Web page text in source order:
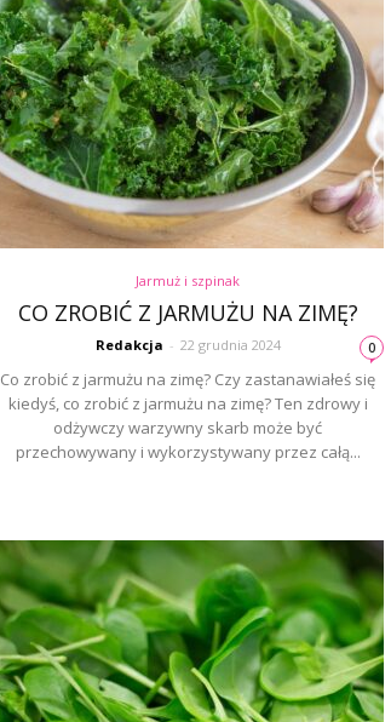
Jarmuż i szpinak
CO ZROBIĆ Z JARMUŻU NA ZIMĘ?
Redakcja - 22 grudnia 2024 0
Co zrobić z jarmużu na zimę? Czy zastanawiałeś się
kiedyś, co zrobić z jarmużu na zimę? Ten zdrowy i
odżywczy warzywny skarb może być
przechowywany i wykorzystywany przez całą...